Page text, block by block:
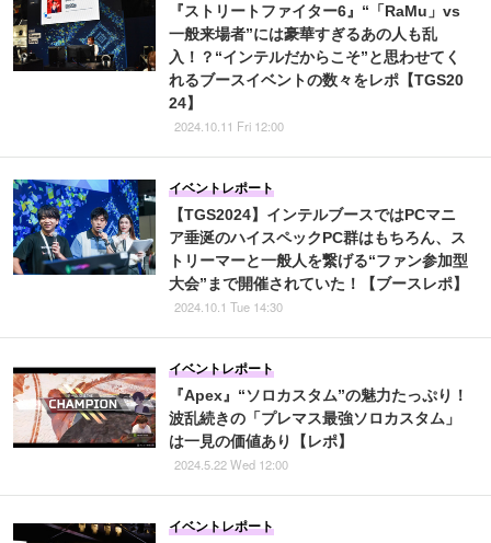
『ストリートファイター6』“「RaMu」vs
一般来場者”には豪華すぎるあの人も乱
入！？“インテルだからこそ”と思わせてく
れるブースイベントの数々をレポ【TGS20
24】
2024.10.11 Fri 12:00
【TGS2024】インテルブースではPCマニ
ア垂涎のハイスペックPC群はもちろん、ス
トリーマーと一般人を繋げる“ファン参加型
大会”まで開催されていた！【ブースレポ】
イベントレポート
2024.10.1 Tue 14:30
『Apex』“ソロカスタム”の魅力たっぷり！
波乱続きの「プレマス最強ソロカスタム」
は一見の価値あり【レポ】
イベントレポート
2024.5.22 Wed 12:00
イベントレポート